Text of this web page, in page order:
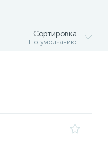
Сортировка
По умолчанию